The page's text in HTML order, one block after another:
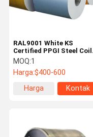
RAL9001 White KS
Certified PPGI Steel Coil
dengan Layanan
Pemotongan &
Pengelasan untuk atap
dan konstruksi
MOQ:1
Harga:$400-600
Harga
Kontak